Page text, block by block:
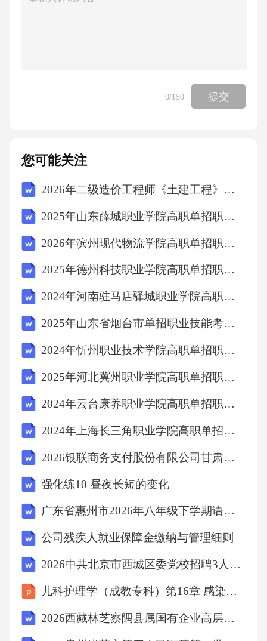
0/150 提交
您可能关注
2026年二级造价工程师《土建工程》培训试卷解析
2025年山东薛城职业学院高职单招职业适应性测试考试模拟试卷有完整答案详解
2026年滨州现代物流学院高职单招职业技能考试题库【夺冠】附答案详解
2025年德州科技职业学院高职单招职业适应性测试考试题库附答案详解（满分必刷）
2024年河南驻马店驿城职业学院高职单招职业适应性测试考试题库含答案详解（培优）
2025年山东省烟台市单招职业技能考试题库含完整答案详解（历年真题）
2024年忻州职业技术学院高职单招职业技能考试模拟试卷附参考答案详解（突破训练）
2025年河北冀州职业学院高职单招职业技能考试模拟试卷及参考答案详解（研优卷）
2024年云台康养职业学院高职单招职业适应性测试考试题库附答案详解（预热题）
2024年上海长三角职业学院高职单招职业适应性测试考试模拟试卷含答案详解AB卷
2026银联商务支付股份有限公司甘肃分公司招聘备考题库有答案详解
强化练10 昼夜长短的变化
广东省惠州市2026年八年级下学期语文期末试卷附答案
公司残疾人就业保障金缴纳与管理细则
2026中共北京市西城区委党校招聘3人备考题库及答案详解参考
儿科护理学（成教专科）第16章 感染疾病患儿护理
2026西藏林芝察隅县属国有企业高层管理人员的3人备考题库及1套参考答案详解